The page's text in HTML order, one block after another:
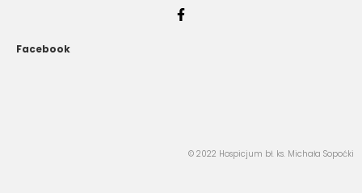
Facebook
© 2022 Hospicjum bł. ks. Michała Sopoćki